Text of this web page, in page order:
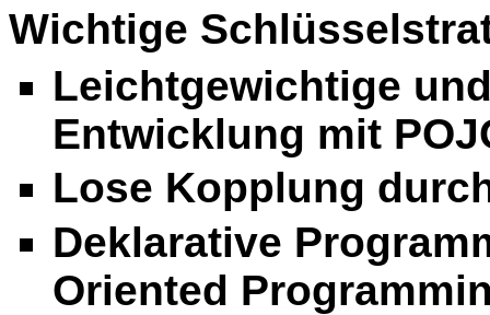
Wichtige
Leichtgewichtige
Entwicklung mit
Lose Kopplung
Deklarative
Oriented